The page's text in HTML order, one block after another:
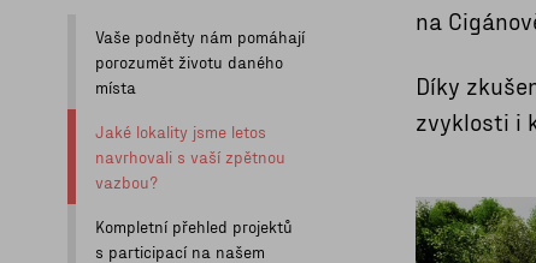
Vaše podněty nám pomáhají
porozumět životu daného
místa
Jaké lokality jsme letos
navrhovali s vaší zpětnou
vazbou?
Kompletní přehled projektů
s participací na našem
na
Díky
zvyklosti i